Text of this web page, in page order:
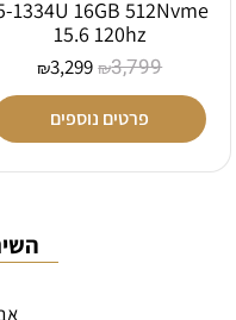
1334U 16GB 512Nvme
15.6 120hz
₪3,799
₪3,299
פרטים נוספים